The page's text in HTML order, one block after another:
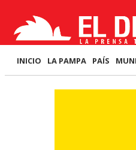
INICIO LA PAMPA PAÍS